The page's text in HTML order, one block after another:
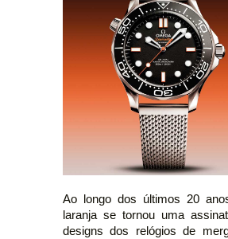
Ao longo dos últimos 20
laranja se tornou uma
designs dos relógios de